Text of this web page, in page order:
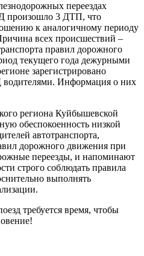
переездах
произошло 3 ДТП, что
к аналогичному периоду
всех происшествий –
правил дорожного
текущего года дежурными
зарегистрировано
Информация о них
региона Куйбышевской
обеспокоенность низкой
автотранспорта,
дорожного движения при
переезды, и напоминают
строго соблюдать правила
выполнять
требуется время, чтобы